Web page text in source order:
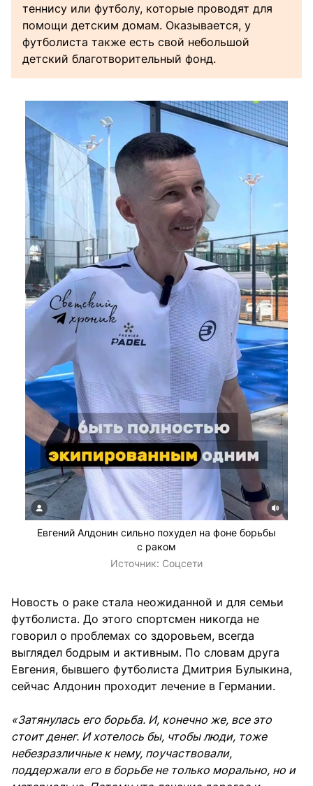
теннису или футболу, которые проводят для
помощи детским домам. Оказывается, у
футболиста также есть свой небольшой
детский благотворительный фонд.
Евгений Алдонин сильно похудел на фоне борьбы
с раком
Источник: Соцсети
Новость о раке стала неожиданной и для семьи
футболиста. До этого спортсмен никогда не
говорил о проблемах со здоровьем, всегда
выглядел бодрым и активным. По словам друга
Евгения, бывшего футболиста Дмитрия Булыкина,
сейчас Алдонин проходит лечение в Германии.
«Затянулась его борьба. И, конечно же, все это
стоит денег. И хотелось бы, чтобы люди, тоже
небезразличные к нему, поучаствовали,
поддержали его в борьбе не только морально, но и